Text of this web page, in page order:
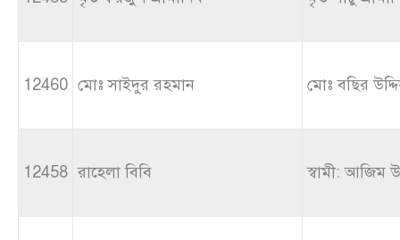
12460 মোঃ সাইদুর রহমান মোঃ বছির
12458 রাহেলা বিবি স্বামী: আজিম